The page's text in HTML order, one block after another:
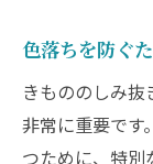
色落ちを防ぐ
きもののしみ
非常に重要です
つために、特別